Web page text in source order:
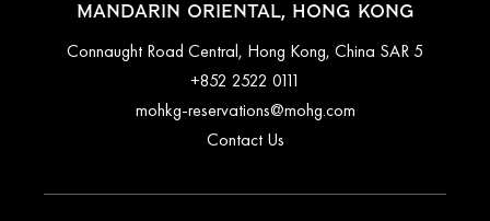
MANDARIN ORIENTAL, HONG KONG
5 Connaught Road Central, Hong Kong, China SAR
+852 2522 0111
mohkg-reservations@mohg.com
Contact Us